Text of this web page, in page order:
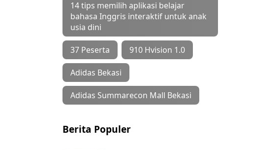
14 tips memilih aplikasi belajar
bahasa Inggris interaktif untuk anak
usia dini
37 Peserta 910 Hvision 1.0
Adidas Bekasi
Adidas Summarecon Mall Bekasi
Berita Populer